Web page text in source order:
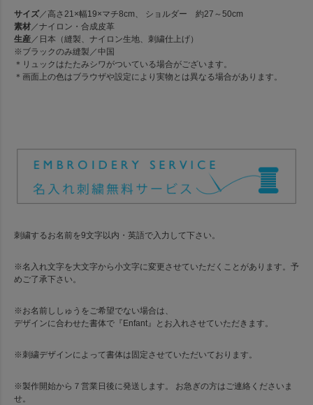
サイズ／高さ21×幅19×マチ8cm、 ショルダー 約27～50cm
素材／ナイロン・合成皮革
生産／日本（縫製、ナイロン生地、刺繍仕上げ）
※ブラックのみ縫製／中国
＊リュックはたたみシワがついている場合がございます。
＊画面上の色はブラウザや設定により実物とは異なる場合があります。
刺繍するお名前を9文字以内・英語で入力して下さい。
※名入れ文字を大文字から小文字に変更させていただくことがあります。予
めご了承下さい。
※お名前ししゅうをご希望でない場合は、
デザインに合わせた書体で『Enfant』とお入れさせていただきます。
※刺繍デザインによって書体は固定させていただいております。
※製作開始から７営業日後に発送します。 お急ぎの方はご連絡くださいま
せ。